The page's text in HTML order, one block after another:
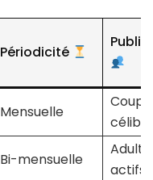
Périodicité
Mensuelle
Bi-mensuelle
actifs